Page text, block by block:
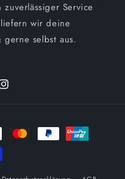
Service
wir deine
selbst aus.